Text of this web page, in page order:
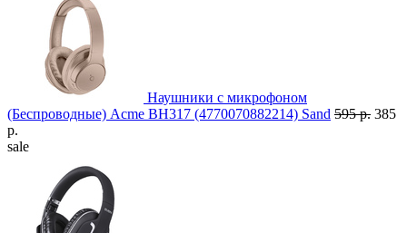
Наушники с микрофоном
(Беспроводные) Acme BH317 (4770070882214) Sand 595 р. 385
р.
sale